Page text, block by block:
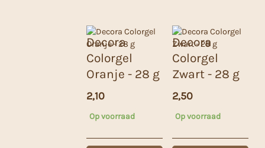
Decora
Colorgel
Oranje - 28 g
2,10
Op voorraad
Decora
Colorgel
Zwart - 28 g
2,50
Op voorraad